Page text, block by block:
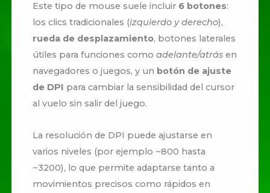
Este tipo de mouse suele incluir 6 botones:
los clics tradicionales (izquierdo y derecho),
rueda de desplazamiento, botones laterales
útiles para funciones comoadelante/atrás en
navegadores o juegos, y un botón de ajuste
de DPI para cambiar la sensibilidad del cursor
al vuelo sin salir del juego.
La resolución de DPI puede ajustarse en
varios niveles (por ejemplo ~800 hasta
~3200), lo que permite adaptarse tanto a
movimientos precisos como rápidos en